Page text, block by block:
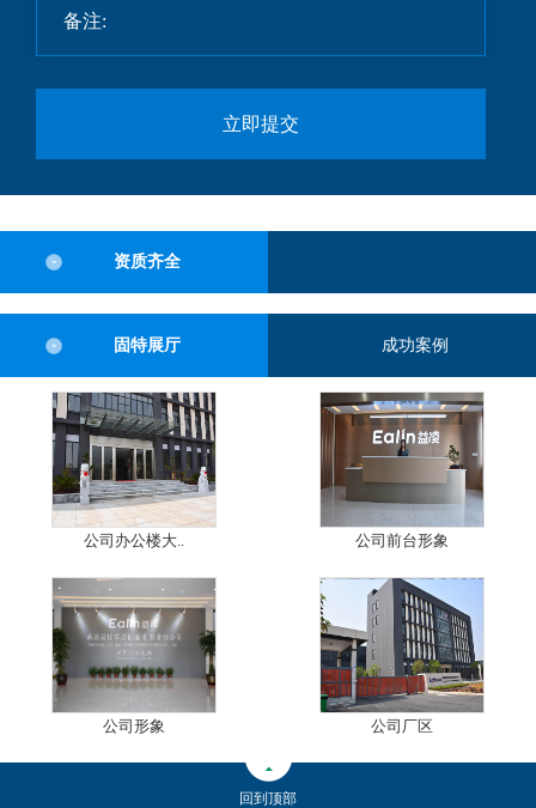
立即提交
资质齐全
固特展厅 成功案例
公司办公楼大.. 公司前台形象
公司形象 公司厂区
回到顶部